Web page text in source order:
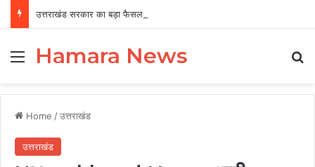
MenuHamara News
Home /उत्तराखंड
उत्तराखंड